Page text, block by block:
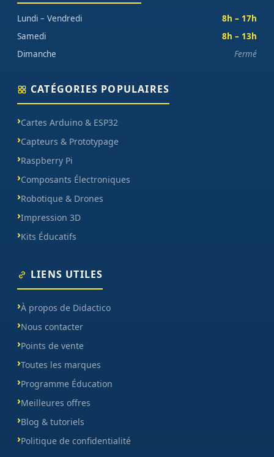
Lundi – Vendredi
8h – 17h
Samedi
8h – 13h
Dimanche
Fermé
CATÉGORIES POPULAIRES
Cartes Arduino & ESP32
Capteurs & Prototypage
Raspberry Pi
Composants Électroniques
Robotique & Drones
Impression 3D
Kits Éducatifs
LIENS UTILES
À propos de Didactico
Nous contacter
Points de vente
Toutes les marques
Programme Éducation
Meilleures offres
Blog & tutoriels
Politique de confidentialité